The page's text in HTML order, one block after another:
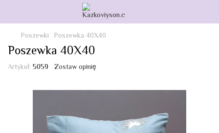
Poszewki Poszewka 40X40
Poszewka 40X40
Artykuł: 5059 Zostaw opinię